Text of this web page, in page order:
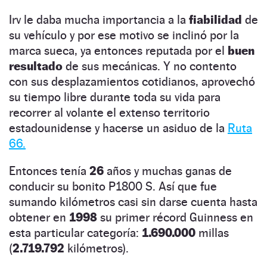
Irv le daba mucha importancia a la fiabilidad de
su vehículo y por ese motivo se inclinó por la
marca sueca, ya entonces reputada por el buen
resultado de sus mecánicas. Y no contento
con sus desplazamientos cotidianos, aprovechó
su tiempo libre durante toda su vida para
recorrer al volante el extenso territorio
estadounidense y hacerse un asiduo de la Ruta
66.
Entonces tenía 26 años y muchas ganas de
conducir su bonito P1800 S. Así que fue
sumando kilómetros casi sin darse cuenta hasta
obtener en 1998 su primer récord Guinness en
esta particular categoría: 1.690.000 millas
(2.719.792 kilómetros).